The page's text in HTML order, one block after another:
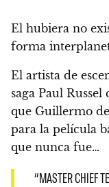
El hubiera no
forma
El artista de
saga Paul
que Guillermo
para la película
que nunca fue…
“MASTER CHIEF